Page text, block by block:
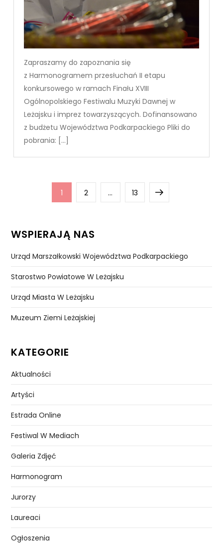
Zapraszamy do zapoznania się
z Harmonogramem przesłuchań II etapu
konkursowego w ramach Finału XVIII
Ogólnopolskiego Festiwalu Muzyki Dawnej w
Leżajsku i imprez towarzyszących. Dofinansowano
z budżetu Województwa Podkarpackiego Pliki do
pobrania: […]
Stronicowanie
Page
1 Page
2 … Page
13
Next
WSPIERAJĄ NAS
Urząd Marszałkowski Województwa Podkarpackiego
Starostwo Powiatowe W Leżajsku
Urząd Miasta W Leżajsku
Muzeum Ziemi Leżajskiej
KATEGORIE
Aktualności
Artyści
Estrada Online
Festiwal W Mediach
Galeria Zdjęć
Harmonogram
Jurorzy
Laureaci
Ogłoszenia